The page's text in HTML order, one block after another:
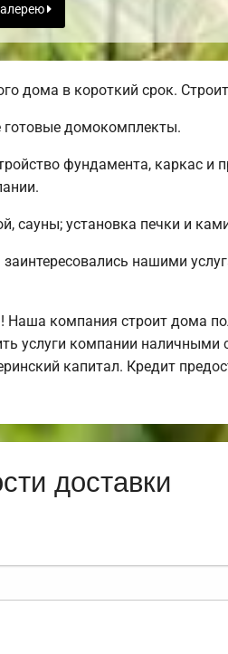
дома в короткий срок.
домокомплекты.
фундамента, каркас и
сауны; установка печки и
нашими
компания строит дома
услуги компании наличными
капитал. Кредит
доставки